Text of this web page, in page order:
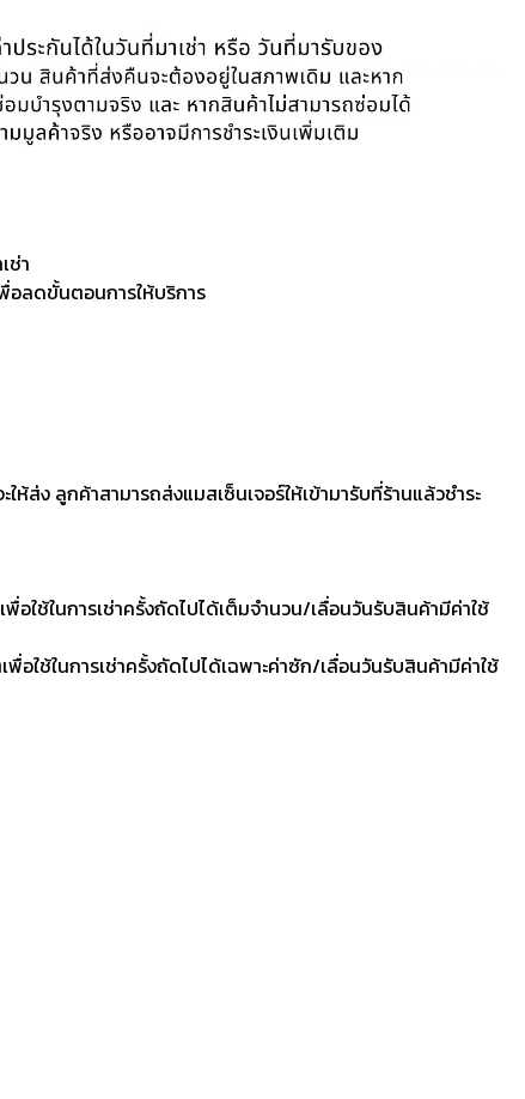
ช่า
อลดขั้นตอนการให้บริการ
ง ลูกค้าสามารถส่งแมสเซ็นเจอร์ให้เข้ามารับที่ร้านแล้วชำระ
ใช้ในการเช่าครั้งถัดไปได้เต็มจำนวน/เลื่อนวันรับสินค้ามีค่าใช้
ใช้ในการเช่าครั้งถัดไปได้เฉพาะค่าซัก/เลื่อนวันรับสินค้ามีค่าใช้